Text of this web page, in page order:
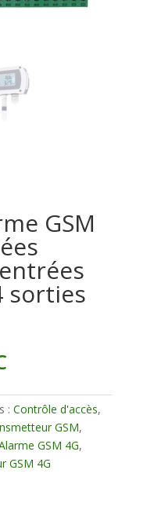
GSM
sorties
: Contrôle d'accès,
GSM,
GSM 4G,
GSM 4G